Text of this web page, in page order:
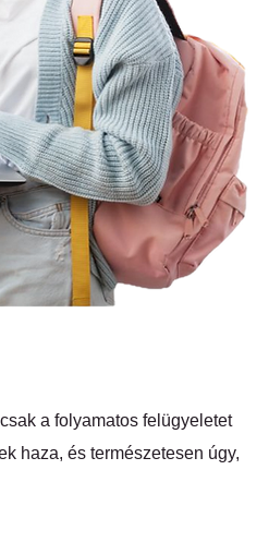
a folyamatos felügyeletet
haza, és természetesen úgy,